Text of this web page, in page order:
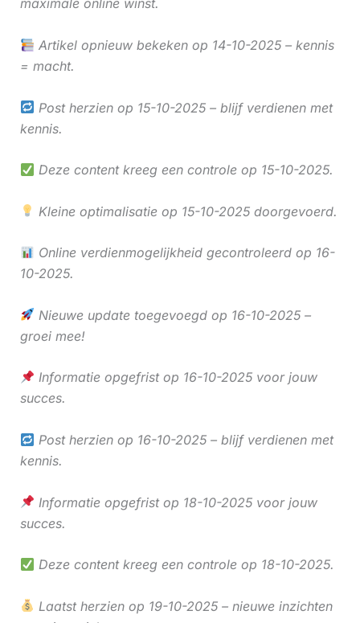
maximale online winst.
Artikel opnieuw bekeken op 14-10-2025 – kennis
= macht.
Post herzien op 15-10-2025 – blijf verdienen met
kennis.
Deze content kreeg een controle op 15-10-2025.
Kleine optimalisatie op 15-10-2025 doorgevoerd.
Online verdienmogelijkheid gecontroleerd op 16-
10-2025.
Nieuwe update toegevoegd op 16-10-2025 –
groei mee!
Informatie opgefrist op 16-10-2025 voor jouw
succes.
Post herzien op 16-10-2025 – blijf verdienen met
kennis.
Informatie opgefrist op 18-10-2025 voor jouw
succes.
Deze content kreeg een controle op 18-10-2025.
Laatst herzien op 19-10-2025 – nieuwe inzichten